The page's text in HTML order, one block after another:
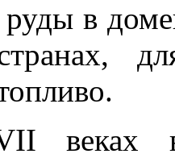
руды в
веках